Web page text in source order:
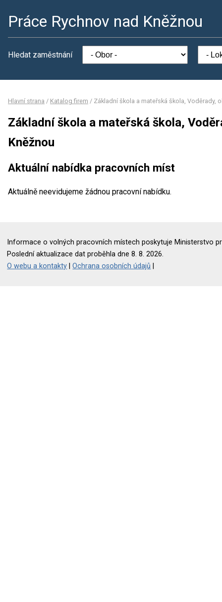
Práce Rychnov nad Kněžnou
Hledat zaměstnání
Hlavní strana / Katalog firem / Základní škola a mateřská škola, Voděrady,
Základní škola a mateřská škola,
Kněžnou
Aktuální nabídka pracovních míst
Aktuálně neevidujeme žádnou pracovní nabídku.
Informace o volných pracovních místech poskytuje Ministerstvo
Poslední aktualizace dat proběhla dne 8. 8. 2026.
O webu a kontakty |Ochrana osobních údajů